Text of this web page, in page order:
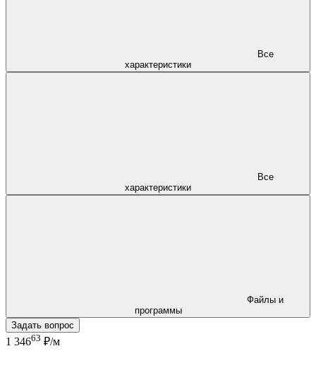
характеристики
характеристики
программы
Задать вопрос
1 34663 ₽/м